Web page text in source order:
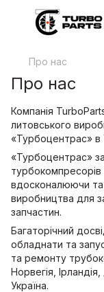
Про нас
Про нас
Компанія
литовського
«Турбоцентрас» в
«Турбоцентрас»
турбокомпресорів
вдосконалюючи та
виробництва для
запчастин.
Багаторічний
обладнати та
та ремонту
Норвегія,
Україна.